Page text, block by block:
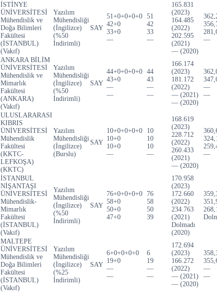
İSTİNYE
ÜNİVERSİTESİ
Mühendislik ve
Doğa Bilimleri
Fakültesi
(İSTANBUL)
(Vakıf)
Yazılım
Mühendisliği
(İngilizce)
(%50
İndirimli)
SAY
51+0+0+0+0
42+0
33+0
—
51
42
33
—
165.831
(2023)
164.485
(2022)
202.595
(2021)
— (2020)
—
ANKARA BİLİM
ÜNİVERSİTESİ
Mühendislik ve
Mimarlık
Fakültesi
(ANKARA)
(Vakıf)
Yazılım
Mühendisliği
(İngilizce)
(%50
İndirimli)
SAY
44+0+0+0+0
43+0
—
—
44
43
—
—
166.174
(2023)
181.172
(2022)
— (2021)
— (2020)
—
—
ULUSLARARASI
KIBRIS
ÜNİVERSİTESİ
Mühendislik
Fakültesi
(KKTC-
LEFKOŞA)
(KKTC)
Yazılım
Mühendisliği
(İngilizce)
(Burslu)
SAY
10+0+0+0+0
10+0
10+0
—
10
10
10
—
168.619
(2023)
228.712
(2022)
260.433
(2021)
— (2020)
—
İSTANBUL
NİŞANTAŞI
ÜNİVERSİTESİ
Mühendislik-
Mimarlık
Fakültesi
(İSTANBUL)
(Vakıf)
Yazılım
Mühendisliği
(İngilizce)
(%50
İndirimli)
SAY
76+0+0+0+0
58+0
50+0
47+0
76
58
50
39
170.958
(2023)
172.660
(2022)
234.763
(2021)
Dolmadı
(2020)
MALTEPE
ÜNİVERSİTESİ
Mühendislik ve
Doğa Bilimleri
Fakültesi
(İSTANBUL)
(Vakıf)
Yazılım
Mühendisliği
(İngilizce)
(%25
İndirimli)
SAY
6+0+0+0+0
19+0
—
—
6
19
—
—
172.694
(2023)
166.272
(2022)
— (2021)
— (2020)
—
—